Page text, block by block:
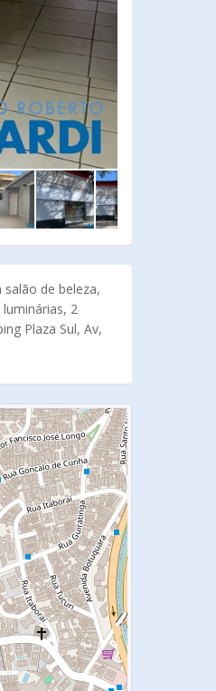
salão de beleza,
2
Plaza Sul, Av,